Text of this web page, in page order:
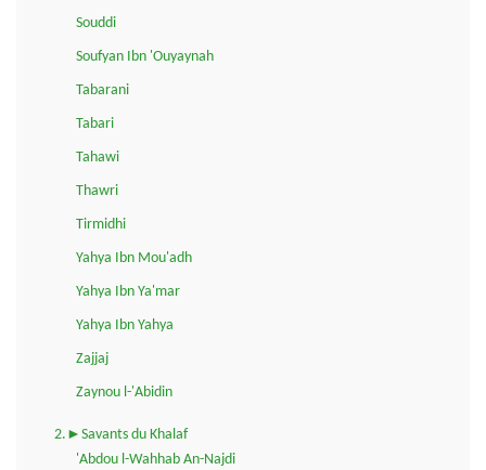
Souddi
Soufyan Ibn 'Ouyaynah
Tabarani
Tabari
Tahawi
Thawri
Tirmidhi
Yahya Ibn Mou'adh
Yahya Ibn Ya'mar
Yahya Ibn Yahya
Zajjaj
Zaynou l-'Abidin
2.►Savants du Khalaf
'Abdou l-Wahhab An-Najdi